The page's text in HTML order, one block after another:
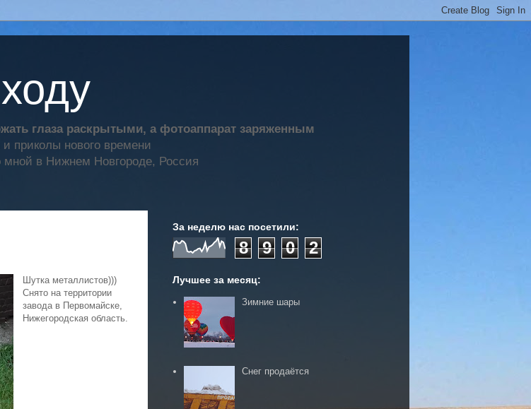
глаза раскрытыми, а фотоаппарат заряженным
приколы нового времени
в Нижнем Новгороде, Россия
Шутка металлистов)))
Снято на территории
завода в Первомайске,
Нижегородская область.
За неделю нас посетили:
8 9 0 2
Лучшее за месяц:
Зимние шары
Снег продаётся